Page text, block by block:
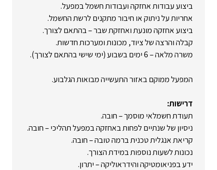
ביצוע עבודות אחזקה ועבודות חשמל במפעל.
אחריות על ניתוק או חיבור מתקנים לרשת החשמל.
ביצוע אחזקה מונעת ואחזקת שבר – בהתאם לצורך.
קבלה והרצה של ציוד, מכונות ומערכות חדשות.
משרה מלאה – 6 ימים בשבוע (ימי שישי בהתאם לצורך).
המפעל ממוקם באזור התעשייה מבואות הגלבוע.
דרישות:
תעודת חשמלאי מוסמך – חובה.
ניסיון של שנתיים לפחות באחזקה במפעל תהליכי – חובה.
קריאת אנגלית טכנית ברמה טובה – חובה.
נכונות לשעות נוספות במידת הצורך.
ידע בפניאומטיקה והידראוליקה – יתרון.